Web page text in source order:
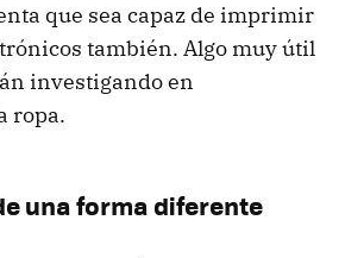
que sea capaz de imprimir
también. Algo muy útil
investigando en
ropa.
una forma diferente